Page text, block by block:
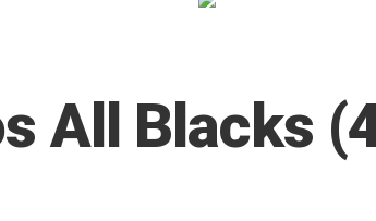
All Blacks